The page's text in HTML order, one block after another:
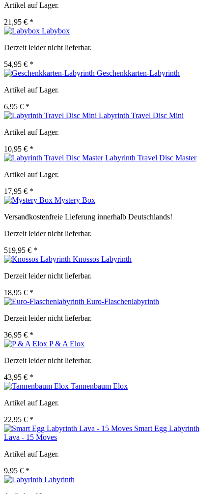
Artikel auf Lager.
21,95 € *
Labybox
Derzeit leider nicht lieferbar.
54,95 € *
Geschenkkarten-Labyrinth
Artikel auf Lager.
6,95 € *
Labyrinth Travel Disc Mini
Artikel auf Lager.
10,95 € *
Labyrinth Travel Disc Master
Artikel auf Lager.
17,95 € *
Mystery Box
Versandkostenfreie Lieferung innerhalb Deutschlands!
Derzeit leider nicht lieferbar.
519,95 € *
Knossos Labyrinth
Derzeit leider nicht lieferbar.
18,95 € *
Euro-Flaschenlabyrinth
Derzeit leider nicht lieferbar.
36,95 € *
P & A Elox
Derzeit leider nicht lieferbar.
43,95 € *
Tannenbaum Elox
Artikel auf Lager.
22,95 € *
Smart Egg Labyrinth
Lava - 15 Moves
Artikel auf Lager.
9,95 € *
Labyrinth